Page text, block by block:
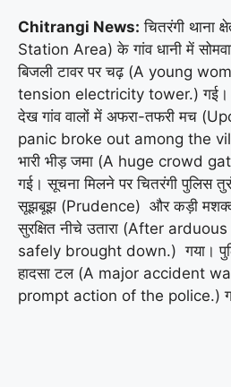
Chitrangi News: चितरंगी थाना
Station Area) के गांव धानी में
बिजली टावर पर चढ़ (A young
tension electricity tower.) गई।
देख गांव वालों में अफरा-तफरी मच
panic broke out among the
भारी भीड़ जमा (A huge crowd
गई। सूचना मिलने पर चितरंगी पुलिस
सूझबूझ (Prudence) और कड़ी
सुरक्षित नीचे उतारा (After
safely brought down.) गया।
हादसा टल (A major accident
prompt action of the police.)